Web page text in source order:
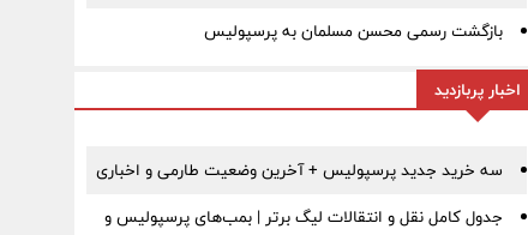
بازگشت رسمی محسن مسلمان به پرسپولیس
اخبار پربازدید
سه خرید جدید پرسپولیس + آخرین وضعیت طارمی و اخباری
جدول کامل نقل و انتقالات لیگ برتر | بمب‌های پرسپولیس و